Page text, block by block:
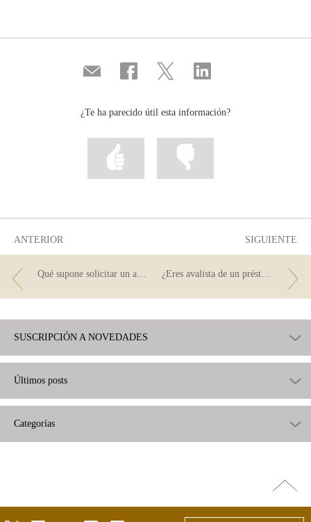
Compartir
por
Compartir
en
Compartir
en
Compartir
en
¿Te ha parecido útil esta información?
Marcar
información
ANTERIOR
Qué supone solicitar un aval bancario para alquilar una vivienda
SIGUIENTE
¿Eres avalista de un préstamo? Estos son tus derechos de información.
SUSCRIPCIÓN A NOVEDADES
Últimos posts
Categorías
arriba